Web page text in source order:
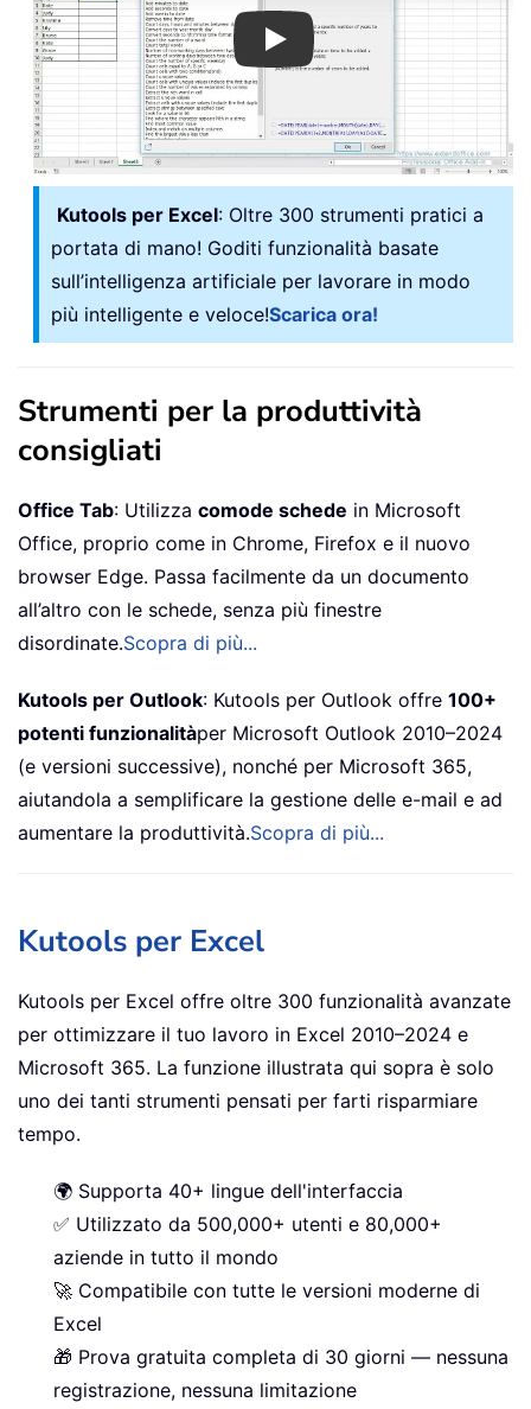
Play
Kutools per Excel: Oltre 300 strumenti pratici a
portata di mano! Goditi funzionalità basate
sull’intelligenza artificiale per lavorare in modo
più intelligente e veloce!Scarica ora!
Strumenti per la produttività
consigliati
Office Tab: Utilizza comode schede in Microsoft
Office, proprio come in Chrome, Firefox e il nuovo
browser Edge. Passa facilmente da un documento
all’altro con le schede, senza più finestre
disordinate.Scopra di più...
Kutools per Outlook: Kutools per Outlook offre 100+
potenti funzionalitàper Microsoft Outlook 2010–2024
(e versioni successive), nonché per Microsoft 365,
aiutandola a semplificare la gestione delle e-mail e ad
aumentare la produttività.Scopra di più...
Kutools per Excel
Kutools per Excel offre oltre 300 funzionalità avanzate
per ottimizzare il tuo lavoro in Excel 2010–2024 e
Microsoft 365. La funzione illustrata qui sopra è solo
uno dei tanti strumenti pensati per farti risparmiare
tempo.
🌍 Supporta 40+ lingue dell'interfaccia
✅ Utilizzato da 500,000+ utenti e 80,000+
aziende in tutto il mondo
🚀 Compatibile con tutte le versioni moderne di
Excel
🎁 Prova gratuita completa di 30 giorni — nessuna
registrazione, nessuna limitazione